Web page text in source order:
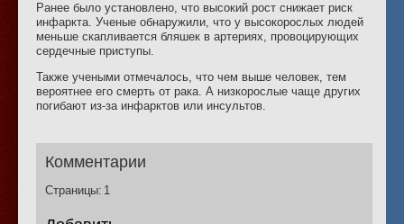
Ранее было установлено, что высокий рост снижает риск
инфаркта. Ученые обнаружили, что у высокорослых людей
меньше скапливается бляшек в артериях, провоцирующих
сердечные приступы.
Также учеными отмечалось, что чем выше человек, тем
вероятнее его смерть от рака. А низкорослые чаще других
погибают из-за инфарктов или инсультов.
Комментарии
Страницы: 1